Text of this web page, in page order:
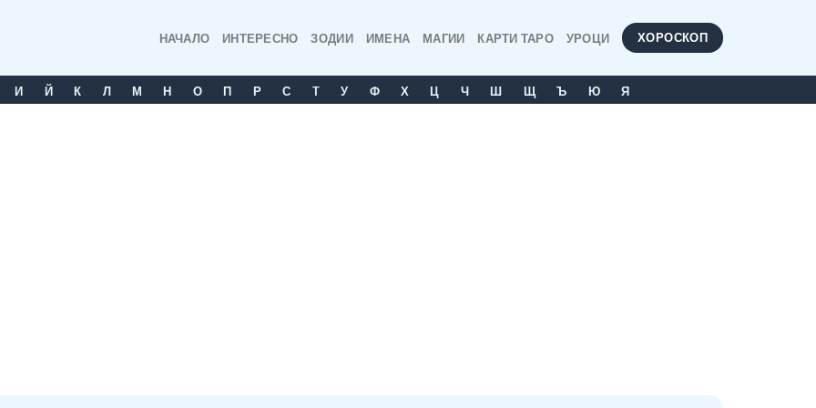
НАЧАЛО ИНТЕРЕСНО ЗОДИИ ИМЕНА МАГИИ КАРТИ ТАРО УРОЦИ ХОРОСКОП
И Й К Л М Н О П Р С T У Ф Х Ц Ч Ш Щ Ъ Ю Я